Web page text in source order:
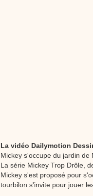
La vidéo Dailymotion
Mickey s'occupe du jardin de
La série Mickey Trop Drôle,
Mickey s'est proposé pour
tourbilon s'invite pour jouer